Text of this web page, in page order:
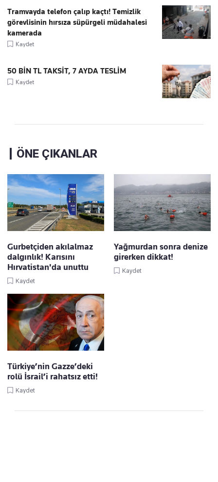
Tramvayda telefon çalıp kaçtı! Temizlik
görevlisinin hırsıza süpürgeli müdahalesi
kamerada
Kaydet
50 BİN TL TAKSİT, 7 AYDA TESLİM
Kaydet
ÖNE ÇIKANLAR
Gurbetçiden akılalmaz
dalgınlık! Karısını
Hırvatistan'da unuttu
Kaydet
Yağmurdan sonra denize
girerken dikkat!
Kaydet
Türkiye’nin Gazze’deki
rolü İsrail’i rahatsız etti!
Kaydet